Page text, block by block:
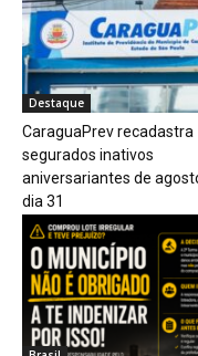
Destaque
CaraguaPrev recadastra
segurados inativos
aniversariantes de
dia 31